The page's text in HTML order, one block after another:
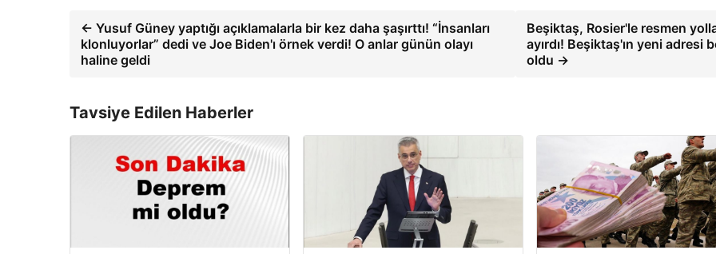
← Yusuf Güney yaptığı açıklamalarla bir kez daha şaşırttı! “İnsanları
klonluyorlar” dedi ve Joe Biden'ı örnek verdi! O anlar günün olayı
haline geldi
Beşiktaş, Rosier'le resmen
ayırdı! Beşiktaş'ın yeni adresi
oldu →
Tavsiye Edilen Haberler